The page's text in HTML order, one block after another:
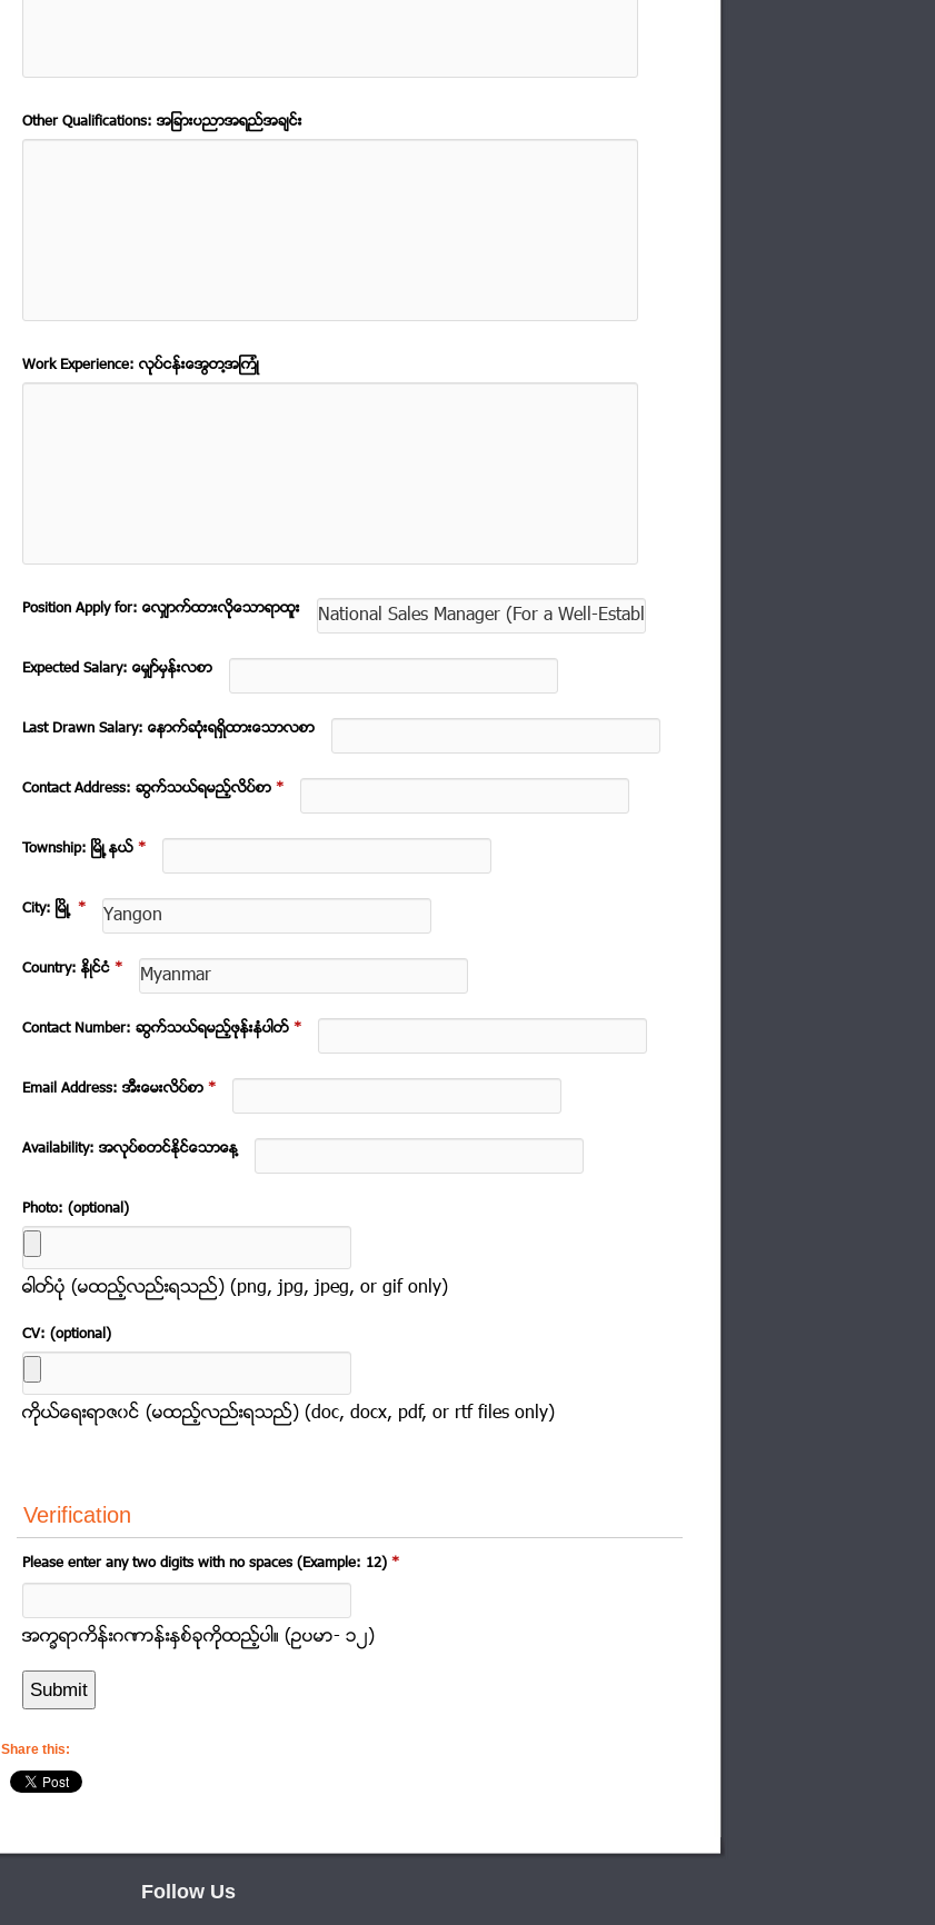
Other Qualifications: အျခားပညာအရည္အခ်င္း
Work Experience: လုုပ္ငန္းအေတြ႔အၾကံဳ
Position Apply for: ေလွ်ာက္ထားလိုုေသာရာထူး
Expected Salary: ေမွ်ာ္မွန္းလစာ
Last Drawn Salary: ေနာက္ဆံုုးရရွိထားေသာလစာ
Contact Address: ဆက္သြယ္ရမည့္လိပ္စာ*
Township: ၿမိဳ ့နယ္*
City: ၿမိဳ ့*
Country: နိဳင္ငံ*
Contact Number: ဆက္သြယ္ရမည့္ဖုုန္းနံပါတ္*
Email Address: အီးေမးလိပ္စာ*
Availability: အလုုပ္စတင္ႏိုင္ေသာေန႔
Photo: (optional)
ဓါတ္ပံုု (မထည့္လည္းရသည္) (png, jpg, jpeg, or gif only)
CV: (optional)
ကိုုယ္ေရးရာဇ၀င္ (မထည့္လည္းရသည္) (doc, docx, pdf, or rtf files only)
Verification
Please enter any two digits with no spaces (Example: 12)*
အကၡရာကိန္းဂဏာန္းႏွစ္ခုုကိုုထည့္ပါ။ (ဥပမာ- ၁၂)
Share this:
Follow Us